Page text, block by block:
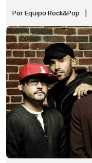
Por Equipo Rock&Pop